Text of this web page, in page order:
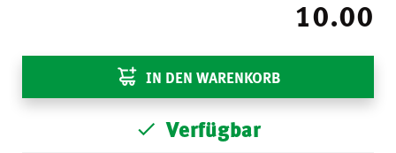
10.00
IN DEN WARENKORB
Verfügbar